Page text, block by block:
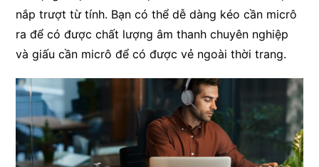
nắp trượt từ tính. Bạn có thể dễ dàng kéo cần micrô
ra để có được chất lượng âm thanh chuyên nghiệp
và giấu cần micrô để có được vẻ ngoài thời trang.